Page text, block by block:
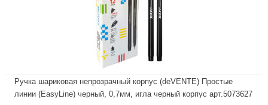
Ручка шариковая непрозрачный корпус (deVENTE) Простые
линии (EasyLine) черный, 0,7мм, игла черный корпус арт.5073627